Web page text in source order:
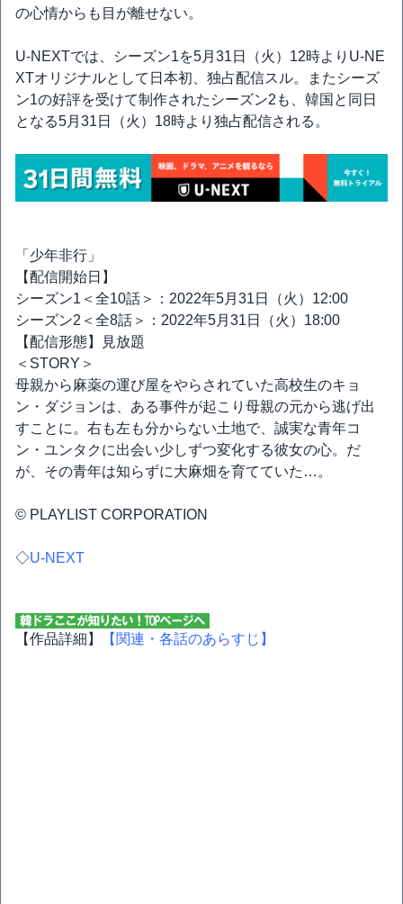
の心情からも目が離せない。
U-NEXTでは、シーズン1を5月31日（火）12時よりU-NE
XTオリジナルとして日本初、独占配信スル。またシーズ
ン1の好評を受けて制作されたシーズン2も、韓国と同日
となる5月31日（火）18時より独占配信される。
「少年非行」
【配信開始日】
シーズン1＜全10話＞：2022年5月31日（火）12:00
シーズン2＜全8話＞：2022年5月31日（火）18:00
【配信形態】見放題
＜STORY＞
母親から麻薬の運び屋をやらされていた高校生のキョ
ン・ダジョンは、ある事件が起こり母親の元から逃げ出
すことに。右も左も分からない土地で、誠実な青年コ
ン・ユンタクに出会い少しずつ変化する彼女の心。だ
が、その青年は知らずに大麻畑を育てていた…。
© PLAYLIST CORPORATION
◇U-NEXT
【作品詳細】 【関連・各話のあらすじ】